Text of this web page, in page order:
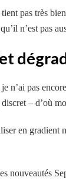
pas très
n’est pas
n’ai pas
– d’où
en gradient
nouveautés